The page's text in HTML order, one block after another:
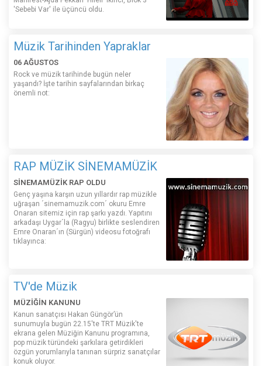
'Sebebi Var' ile üçüncü oldu.
Müzik Tarihinden Yapraklar
06 AĞUSTOS
Rock ve müzik tarihinde bugün neler
yaşandı? İşte tarihin sayfalarından birkaç
önemli not:
RAP MÜZİK SİNEMAMÜZİK
SİNEMAMÜZİK RAP OLDU
Genç yaşına karşın uzun yıllardır rap müzikle
uğraşan ´sinemamuzik.com´ okuru Emre
Onaran sitemiz için rap şarkı yazdı. Yapıtını
arkadaşı Uygar´la (Ragyu) birlikte seslendiren
Emre Onaran´ın (Sürgün) videosu fotoğrafı
tıklayınca:
TV'de Müzik
MÜZİĞİN KANUNU
Kanun sanatçısı Hakan Güngör’ün
sunumuyla bugün 22.15'te TRT Müzik'te
ekrana gelen Müziğin Kanunu programına,
pop müzik türündeki şarkılara getirdikleri
özgün yorumlarıyla tanınan sürpriz sanatçılar
konuk oluyor.